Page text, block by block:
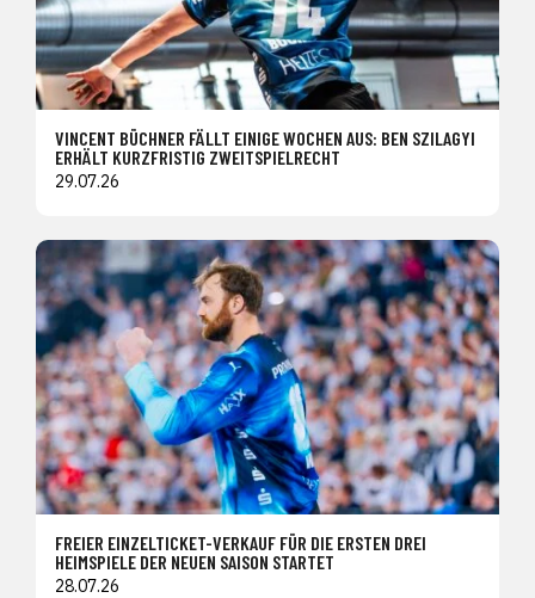
VINCENT BÜCHNER FÄLLT EINIGE WOCHEN AUS: BEN SZILAGYI
ERHÄLT KURZFRISTIG ZWEITSPIELRECHT
29.07.26
FREIER EINZELTICKET-VERKAUF FÜR DIE ERSTEN DREI
HEIMSPIELE DER NEUEN SAISON STARTET
28.07.26